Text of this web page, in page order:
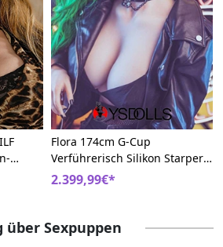
Flora 174cm G-Cup
Verführerisch Silikon Starpery
BBW Realdoll
2.399,99€*
über Sexpuppen